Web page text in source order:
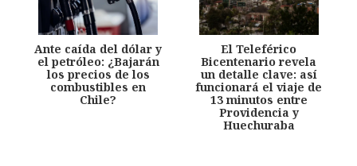
Ante caída del dólar y
el petróleo: ¿Bajarán
los precios de los
combustibles en
Chile?
El Teleférico
Bicentenario revela
un detalle clave: así
funcionará el viaje de
13 minutos entre
Providencia y
Huechuraba